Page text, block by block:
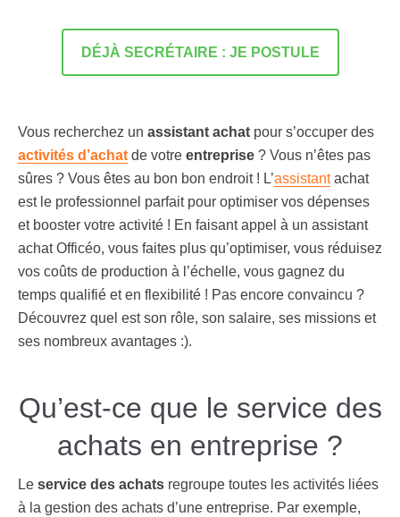
DÉJÀ SECRÉTAIRE : JE POSTULE
Vous recherchez un assistant achat pour s’occuper des
activités d’achat de votre entreprise ? Vous n’êtes pas
sûres ? Vous êtes au bon bon endroit ! L’assistantachat
est le professionnel parfait pour optimiser vos dépenses
et booster votre activité ! En faisant appel à un assistant
achat Officéo, vous faites plus qu’optimiser, vous réduisez
vos coûts de production à l’échelle, vous gagnez du
temps qualifié et en flexibilité ! Pas encore convaincu ?
Découvrez quel est son rôle, son salaire, ses missions et
ses nombreux avantages :).
Qu’est-ce que le service des
achats en entreprise ?
Le service des achats regroupe toutes les activités liées
à la gestion des achats d’une entreprise. Par exemple,